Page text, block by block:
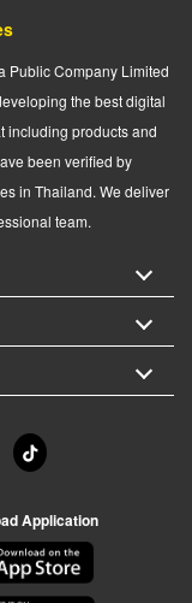
Public Company Limited
the best digital
including products and
been verified by
in Thailand. We deliver
team.
Application